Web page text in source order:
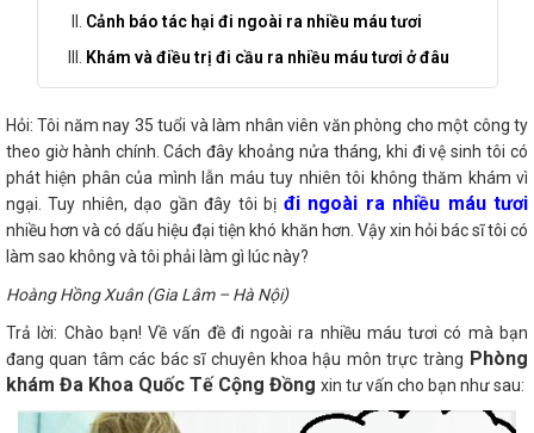
Cảnh báo tác hại đi ngoài ra nhiều máu tươi
Khám và điều trị đi cầu ra nhiều máu tươi ở đâu
Hỏi: Tôi năm nay 35 tuổi và làm nhân viên văn phòng cho một công ty
theo giờ hành chính. Cách đây khoảng nửa tháng, khi đi vệ sinh tôi có
phát hiện phân của mình lẫn máu tuy nhiên tôi không thăm khám vì
ngại. Tuy nhiên, dạo gần đây tôi bị đi ngoài ra nhiều máu tươi
nhiều hơn và có dấu hiệu đại tiện khó khăn hơn. Vậy xin hỏi bác sĩ tôi có
làm sao không và tôi phải làm gì lúc này?
Hoàng Hồng Xuân (Gia Lâm – Hà Nội)
Trả lời: Chào bạn! Về vấn đề đi ngoài ra nhiều máu tươi có mà bạn
đang quan tâm các bác sĩ chuyên khoa hậu môn trực tràng Phòng
khám Đa Khoa Quốc Tế Cộng Đồng xin tư vấn cho bạn như sau: